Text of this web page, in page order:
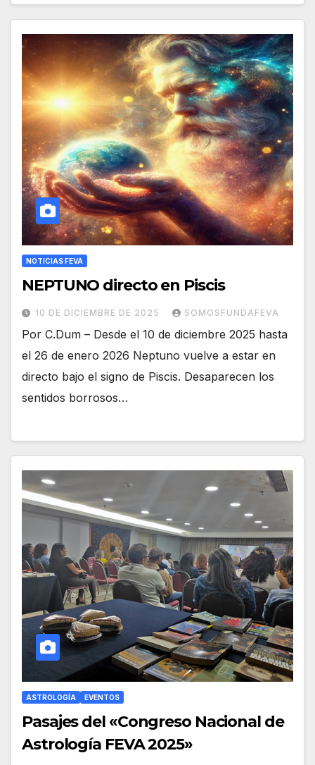
NOTICIAS FEVA
NEPTUNO directo en Piscis
10 DE DICIEMBRE DE 2025 SOMOSFUNDAFEVA
Por C.Dum – Desde el 10 de diciembre 2025 hasta
el 26 de enero 2026 Neptuno vuelve a estar en
directo bajo el signo de Piscis. Desaparecen los
sentidos borrosos…
ASTROLOGÍA EVENTOS
Pasajes del «Congreso Nacional de
Astrología FEVA 2025»